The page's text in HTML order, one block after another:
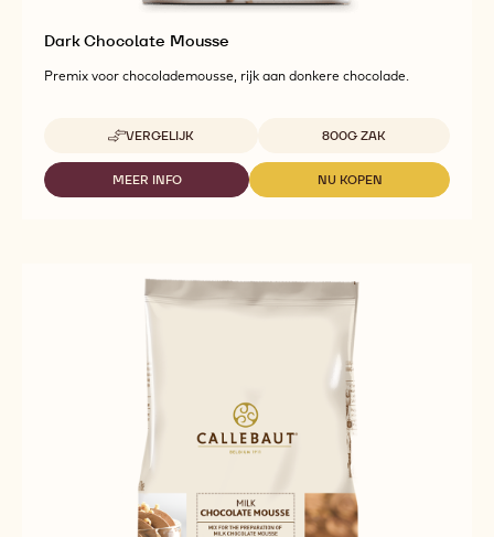
Dark Chocolate Mousse
Premix voor chocolademousse, rijk aan donkere chocolade.
VERGELIJK
-
DARK
CHOCOLATE
MOUSSE
Beschikbare maten
800G ZAK
MEER INFO
-
NU KOPEN
-